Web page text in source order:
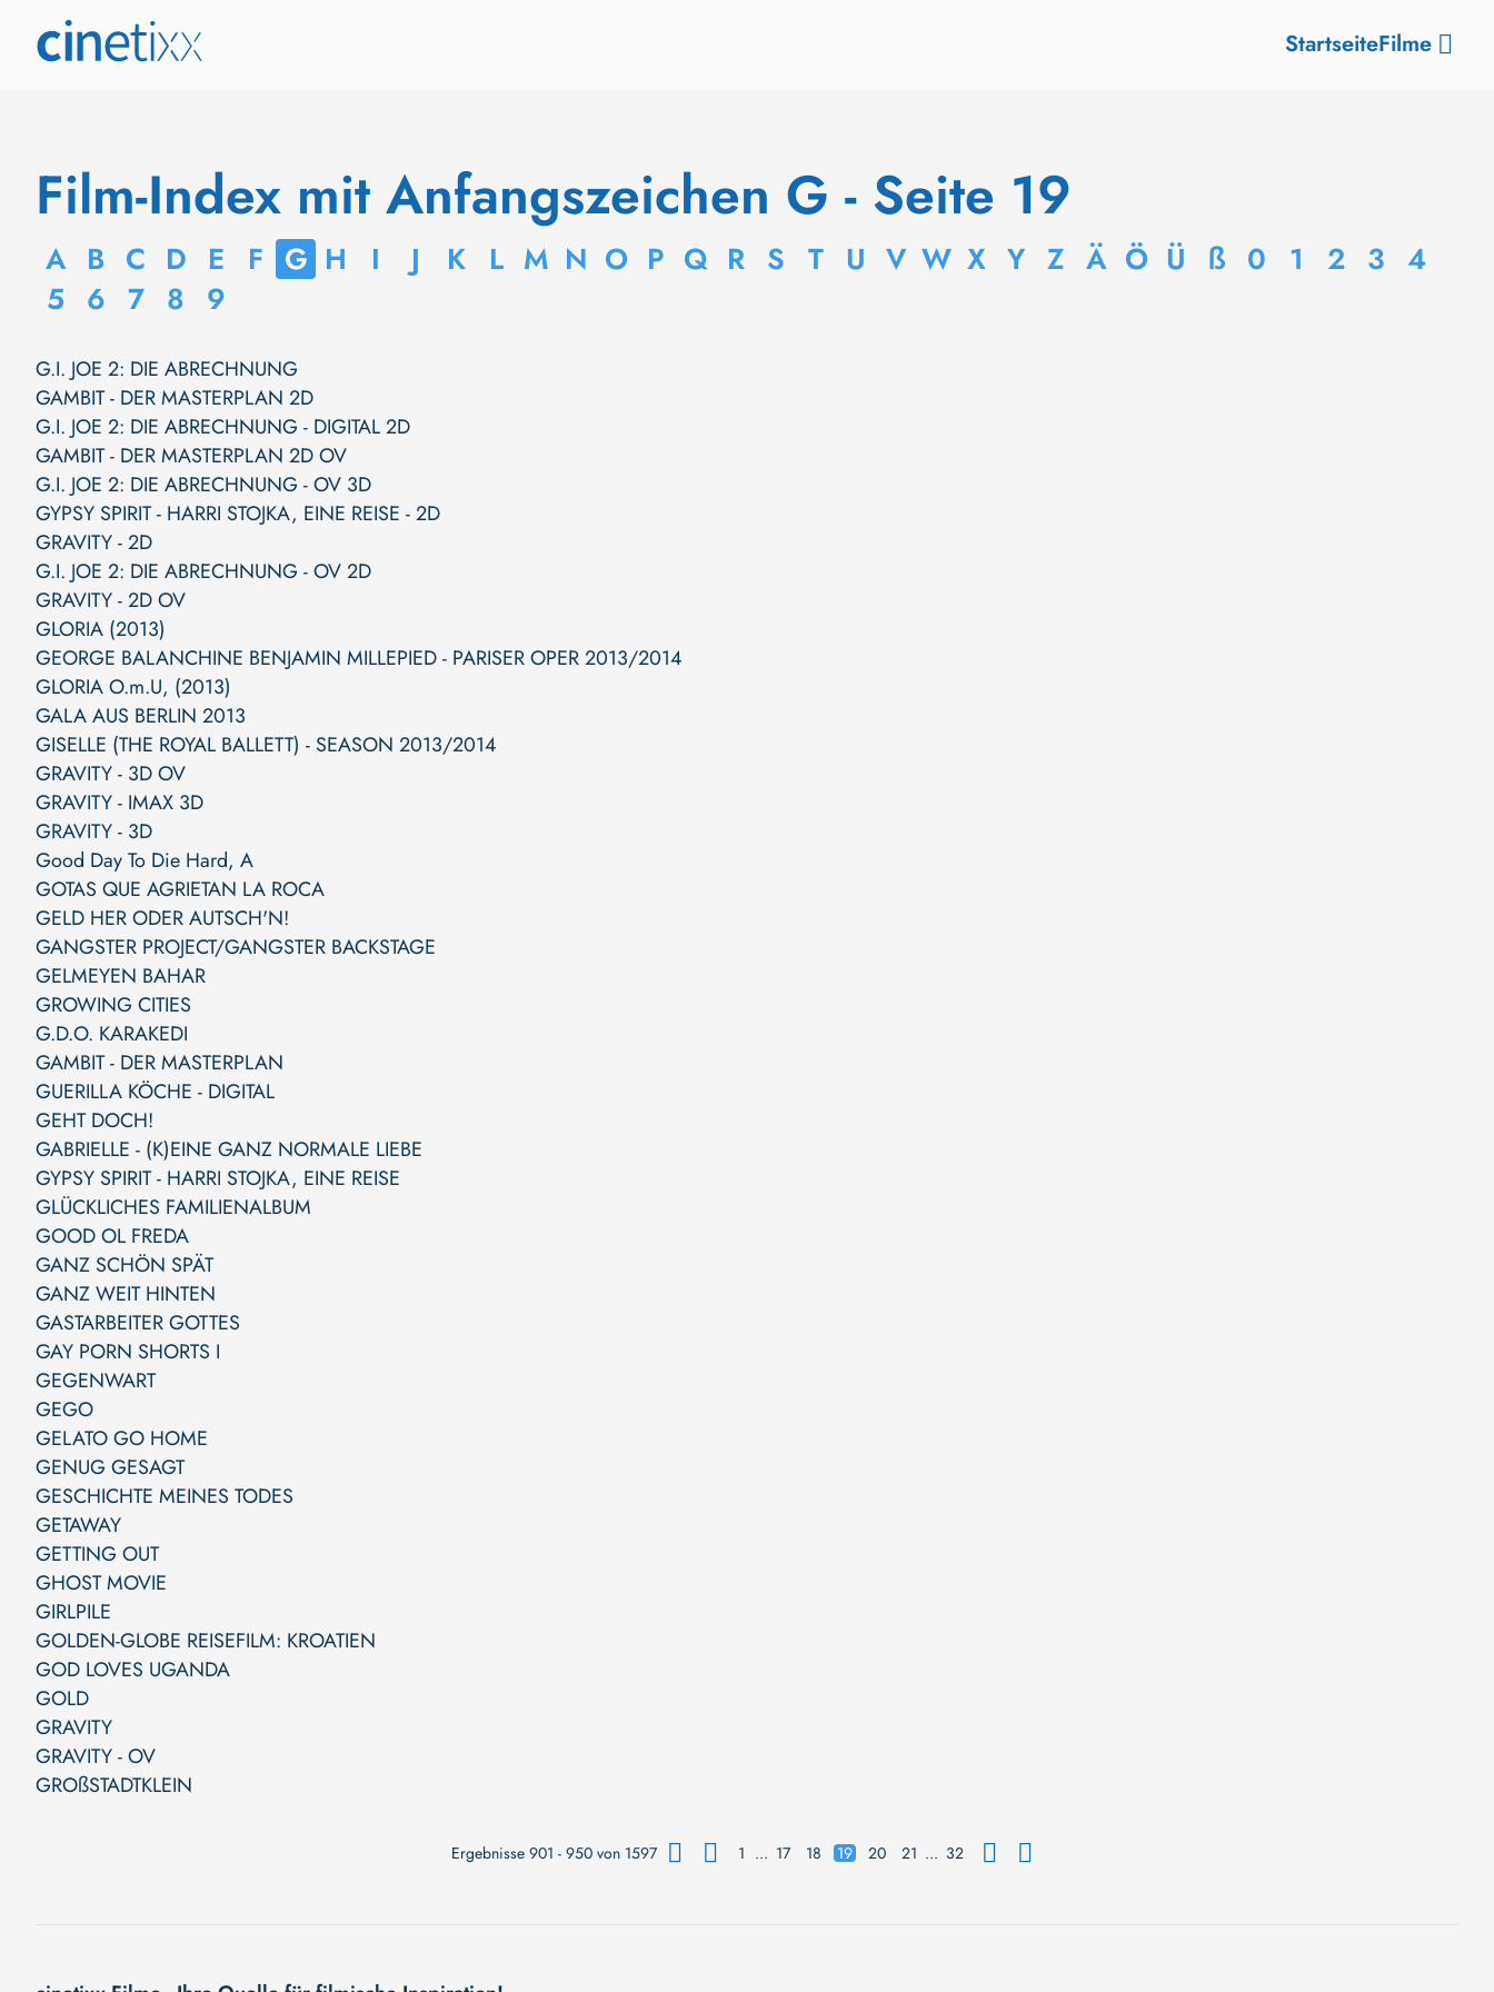
StartseiteFilme
Film-Index mit Anfangszeichen G - Seite 19
A B C D E F G H I J K L M N O P Q R S T U V W X Y Z Ä Ö Ü ß 0 1 2 3 4
5 6 7 8 9
G.I. JOE 2: DIE ABRECHNUNG
GAMBIT - DER MASTERPLAN 2D
G.I. JOE 2: DIE ABRECHNUNG - DIGITAL 2D
GAMBIT - DER MASTERPLAN 2D OV
G.I. JOE 2: DIE ABRECHNUNG - OV 3D
GYPSY SPIRIT - HARRI STOJKA, EINE REISE - 2D
GRAVITY - 2D
G.I. JOE 2: DIE ABRECHNUNG - OV 2D
GRAVITY - 2D OV
GLORIA (2013)
GEORGE BALANCHINE BENJAMIN MILLEPIED - PARISER OPER 2013/2014
GLORIA O.m.U, (2013)
GALA AUS BERLIN 2013
GISELLE (THE ROYAL BALLETT) - SEASON 2013/2014
GRAVITY - 3D OV
GRAVITY - IMAX 3D
GRAVITY - 3D
Good Day To Die Hard, A
GOTAS QUE AGRIETAN LA ROCA
GELD HER ODER AUTSCH'N!
GANGSTER PROJECT/GANGSTER BACKSTAGE
GELMEYEN BAHAR
GROWING CITIES
G.D.O. KARAKEDI
GAMBIT - DER MASTERPLAN
GUERILLA KÖCHE - DIGITAL
GEHT DOCH!
GABRIELLE - (K)EINE GANZ NORMALE LIEBE
GYPSY SPIRIT - HARRI STOJKA, EINE REISE
GLÜCKLICHES FAMILIENALBUM
GOOD OL FREDA
GANZ SCHÖN SPÄT
GANZ WEIT HINTEN
GASTARBEITER GOTTES
GAY PORN SHORTS I
GEGENWART
GEGO
GELATO GO HOME
GENUG GESAGT
GESCHICHTE MEINES TODES
GETAWAY
GETTING OUT
GHOST MOVIE
GIRLPILE
GOLDEN-GLOBE REISEFILM: KROATIEN
GOD LOVES UGANDA
GOLD
GRAVITY
GRAVITY - OV
GROßSTADTKLEIN
Ergebnisse 901 - 950 von 1597 1 ... 17 18 19 20 21 ... 32